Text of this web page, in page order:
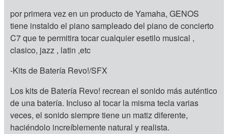
por primera vez en un producto de Yamaha, GENOS
tiene instaldo el piano sampleado del piano de concierto
C7 que te permitira tocar cualquier esetilo musical ,
clasico, jazz , latin ,etc
-Kits de Batería Revo!/SFX
Los kits de Batería Revo! recrean el sonido más auténtico
de una batería. Incluso al tocar la misma tecla varias
veces, el sonido siempre tiene un matiz diferente,
haciéndolo increíblemente natural y realista.